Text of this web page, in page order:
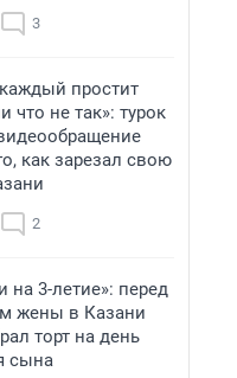
3
простит
что не так»: турок
как зарезал свою
2
на 3-летие»: перед
жены в Казани
торт на день
сына